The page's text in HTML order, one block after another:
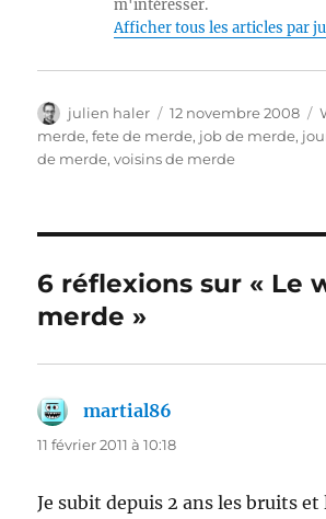
m'intéresser.
Afficher tous les articles par
Auteur
julien haler
Publié
le
12 novembre 2008
merde,fete de merde, job de merde,
de merde,voisins de merde
6 réflexions sur « Le
merde »
martial86
11 février 2011 à 10:18
Je subit depuis 2 ans les bruits et